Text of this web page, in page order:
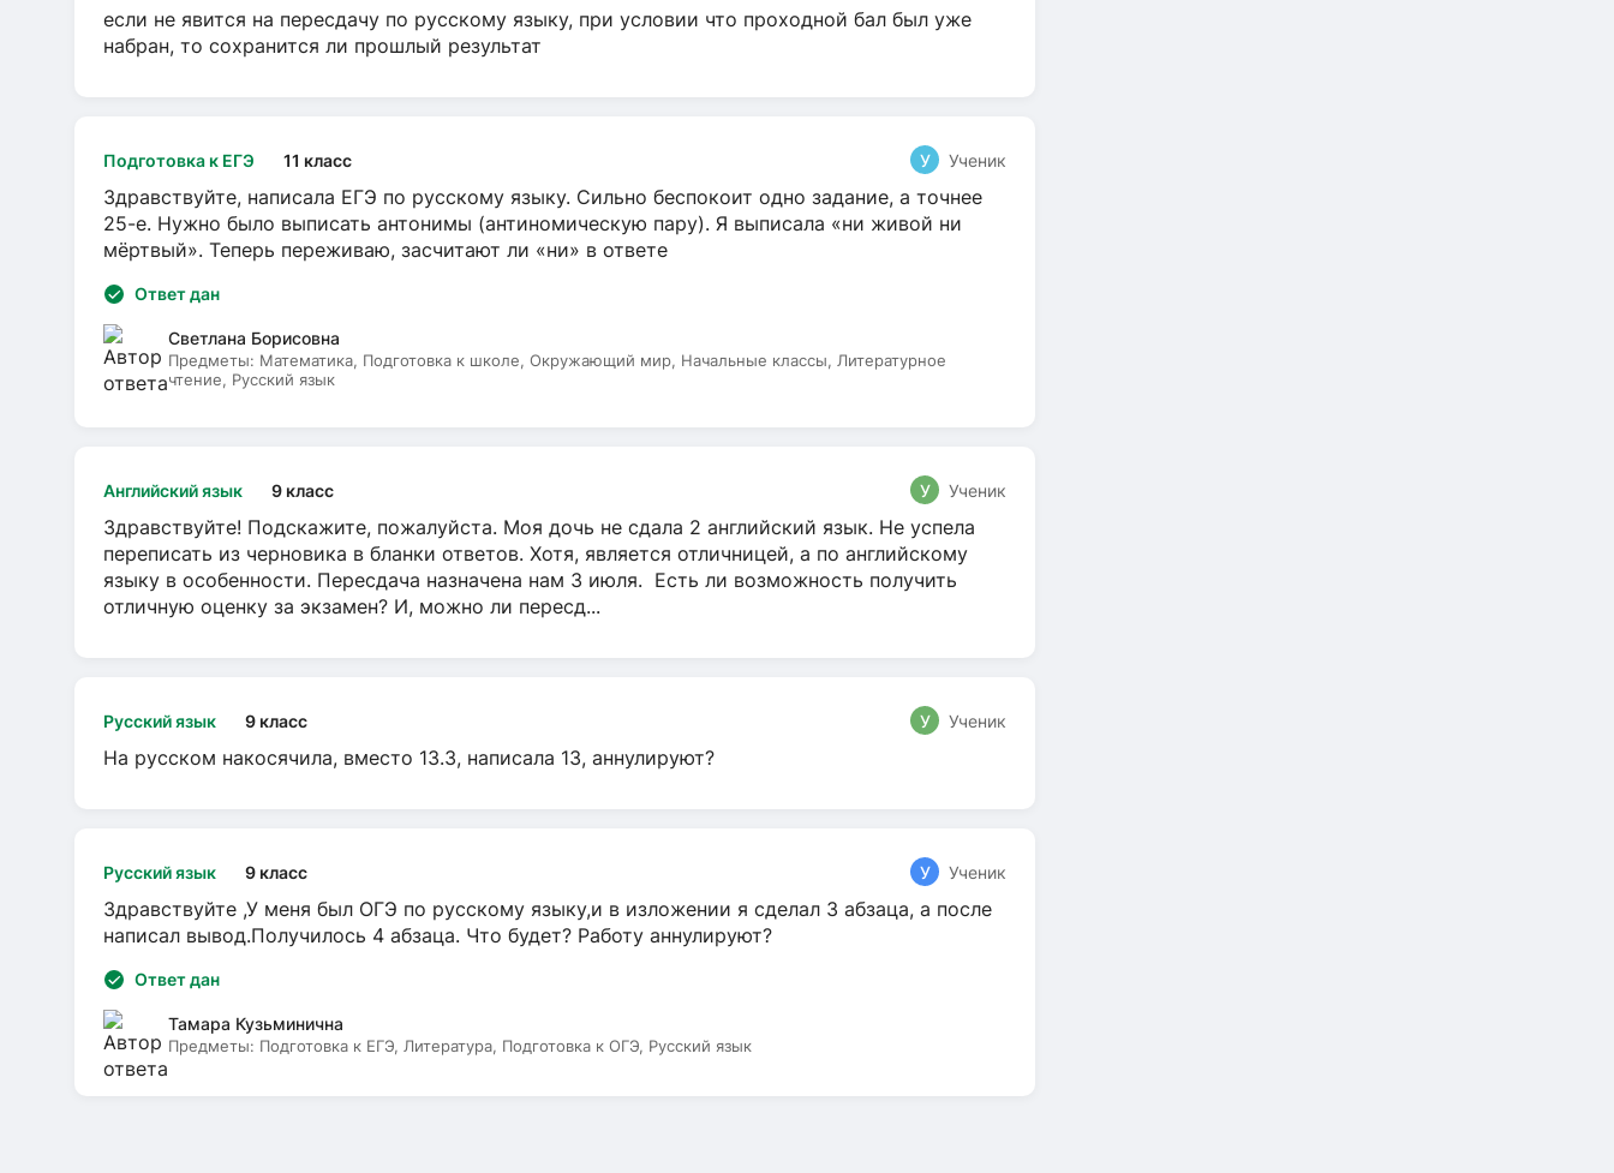
если не явится на пересдачу по русскому языку, при условии что проходной бал был уже
набран, то сохранится ли прошлый результат
Подготовка к ЕГЭ 11 класс У Ученик
Здравствуйте, написала ЕГЭ по русскому языку. Сильно беспокоит одно задание, а точнее
25-е. Нужно было выписать антонимы (антиномическую пару). Я выписала «ни живой ни
мёртвый». Теперь переживаю, засчитают ли «ни» в ответе
Ответ дан
Светлана Борисовна
Предметы: Математика, Подготовка к школе, Окружающий мир, Начальные классы, Литературное
чтение, Русский язык
Английский язык 9 класс У Ученик
Здравствуйте! Подскажите, пожалуйста. Моя дочь не сдала 2 английский язык. Не успела
переписать из черновика в бланки ответов. Хотя, является отличницей, а по английскому
языку в особенности. Пересдача назначена нам 3 июля. Есть ли возможность получить
отличную оценку за экзамен? И, можно ли пересд...
Русский язык 9 класс У Ученик
На русском накосячила, вместо 13.3, написала 13, аннулируют?
Русский язык 9 класс У Ученик
Здравствуйте ,У меня был ОГЭ по русскому языку,и в изложении я сделал 3 абзаца, а после
написал вывод.Получилось 4 абзаца. Что будет? Работу аннулируют?
Ответ дан
Тамара Кузьминична
Предметы: Подготовка к ЕГЭ, Литература, Подготовка к ОГЭ, Русский язык